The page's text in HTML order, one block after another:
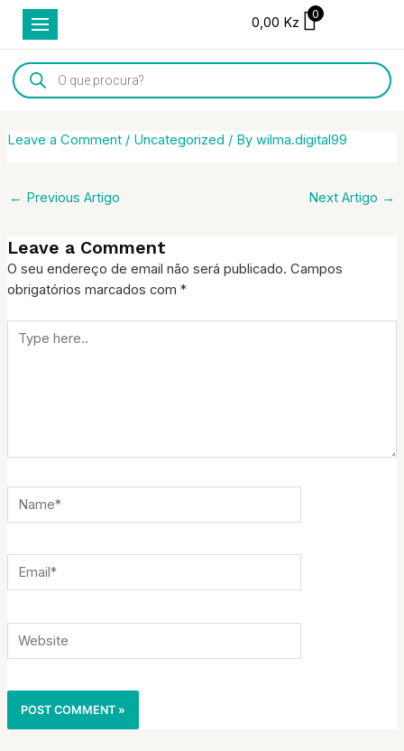
Skip
content
0,00 Kz
0
Products
search
Leave a Comment / Uncategorized / By wilma.digital99
Post
navigation
← Previous Artigo Next Artigo →
Leave a Comment
O seu endereço de email não será publicado. Campos
obrigatórios marcados com *
Type
here..
Name*
Email*
Website